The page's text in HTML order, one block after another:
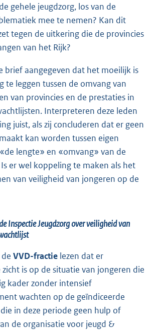
gehele jeugdzorg, los van de
mee te nemen? Kan dit
tegen de uitkering die de provincies
van het Rijk?
brief aangegeven dat het moeilijk is
te leggen tussen de omvang van
van provincies en de prestaties in
Interpreteren deze leden
juist, als zij concluderen dat er geen
kan worden tussen eigen
lengte» en «omvang» van de
er wel koppeling te maken als het
van veiligheid van jongeren op de
Inspectie Jeugdzorg over veiligheid van
VVD-fractie lezen dat er
is op de situatie van jongeren die
kader zonder intensief
wachten op de geïndiceerde
in deze periode geen hulp of
de organisatie voor jeugd &